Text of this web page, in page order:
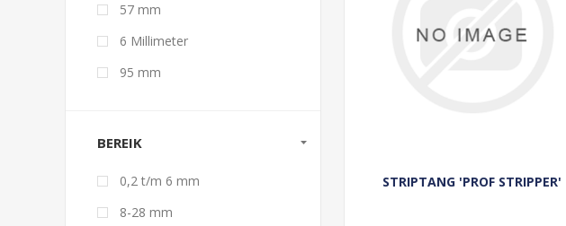
STRIPTANG 'PROF STRIPPER'
57 mm
6 Millimeter
95 mm
BEREIK
0,2 t/m 6 mm
8-28 mm